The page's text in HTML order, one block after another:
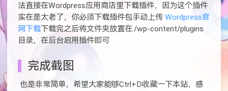
法直接在Wordpress应用商店里下载插件，因为这个插件
实在是太老了，你必须下载插件包手动上传 Wordpress官
网下载下载完之后将文件夹放置在./wp-content/plugins
目录，在后台启用插件即可
完成截图
也是非常简单，希望大家能够Ctrl+D收藏一下本站，感